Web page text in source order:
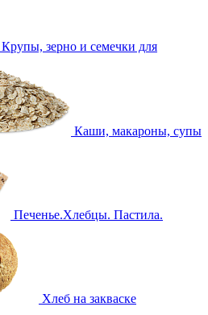
Крупы, зерно и семечки для
Каши, макароны, супы
Печенье.Хлебцы. Пастила.
Хлеб на закваске